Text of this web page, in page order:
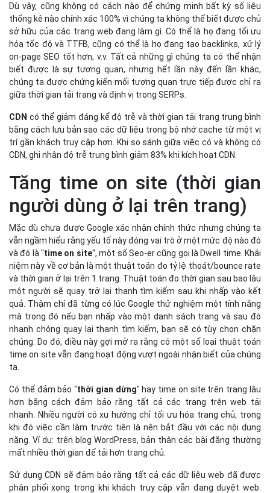
Dù vậy, cũng không có cách nào để chứng minh bất kỳ số liệu
thống kê nào chính xác 100% vì chúng ta không thể biết được chủ
sở hữu của các trang web đang làm gì. Có thể là họ đang tối ưu
hóa tốc độ và TTFB, cũng có thể là họ đang tạo backlinks, xử lý
on-page SEO tốt hơn, v.v. Tất cả những gì chúng ta có thể nhận
biết được là sự tương quan, nhưng hết lần này đến lần khác,
chúng ta được chứng kiến mối tương quan trực tiếp được chỉ ra
giữa thời gian tải trang và định vị trong SERPs.
CDN có thể giảm đáng kể độ trễ và thời gian tải trang trung bình
bằng cách lưu bản sao các dữ liệu trong bộ nhớ cache từ một vị
trí gần khách truy cập hơn. Khi so sánh giữa việc có và không có
CDN, ghi nhận độ trễ trung bình giảm 83% khi kích hoạt CDN.
Tăng time on site (thời gian
người dùng ở lại trên trang)
Mặc dù chưa được Google xác nhận chính thức nhưng chúng ta
vẫn ngầm hiểu rằng yếu tố này đóng vai trò ở một mức độ nào đó
và đó là "time on site", một số Seo-er cũng gọi là Dwell time. Khái
niệm này về cơ bản là một thuật toán đo tỷ lệ thoát/bounce rate
và thời gian ở lại trên 1 trang. Thuật toán đo thời gian sau bao lâu
một người sẽ quay trở lại thanh tìm kiếm sau khi nhấp vào kết
quả. Thậm chí đã từng có lúc Google thử nghiệm một tính năng
mà trong đó nếu bạn nhấp vào một danh sách trang và sau đó
nhanh chóng quay lại thanh tìm kiếm, bạn sẽ có tùy chọn chặn
chúng. Do đó, điều này gợi mở ra rằng có một số loại thuật toán
time on site vẫn đang hoạt động vượt ngoài nhận biết của chúng
ta.
Có thể đảm bảo "thời gian dừng" hay time on site trên trang lâu
hơn bằng cách đảm bảo rằng tất cả các trang trên web tải
nhanh. Nhiều người có xu hướng chỉ tối ưu hóa trang chủ, trong
khi đó việc cần làm trước tiên là nên bắt đầu với các nội dung
nặng. Ví dụ: trên blog WordPress, bản thân các bài đăng thường
mất nhiều thời gian để tải hơn trang chủ.
Sử dụng CDN sẽ đảm bảo rằng tất cả các dữ liệu web đã được
phân phối xong trong khi khách truy cập vẫn đang duyệt web.